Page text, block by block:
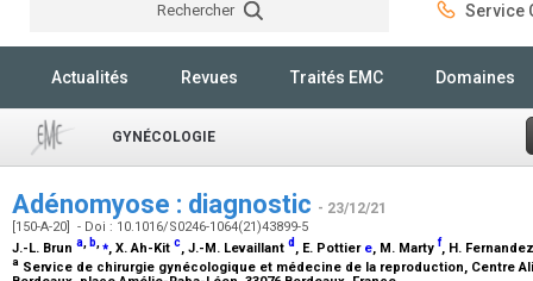
Rechercher Service
Actualités Revues Traités EMC Domaines
GYNÉCOLOGIE
Adénomyose : diagnostic - 23/12/21
[150-A-20] - Doi : 10.1016/S0246-1064(21)43899-5
J.-L. Brun a b ⁎, X. Ah-Kit c, J.-M. Levaillant d , E. Pottier e, M. Marty f, H.
a Service de chirurgie gynécologique et médecine de la reproduction, Centre